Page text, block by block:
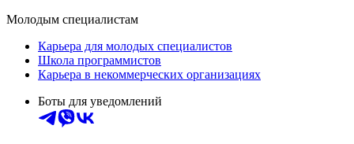
Молодым специалистам
Карьера для молодых специалистов
Школа программистов
Карьера в некоммерческих организациях
Боты для уведомлений